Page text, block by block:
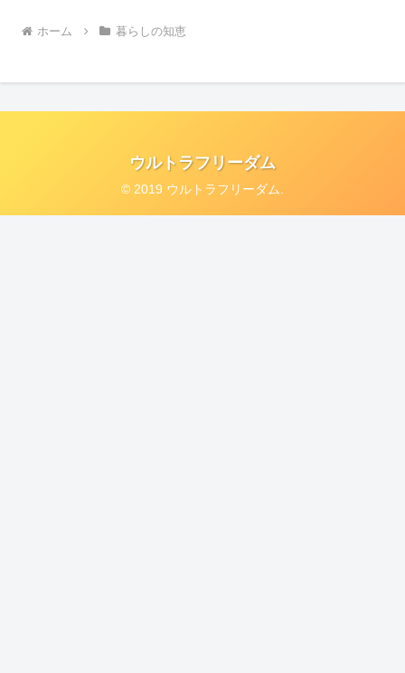
ホーム 暮らしの知恵
ウルトラフリーダム
© 2019 ウルトラフリーダム.